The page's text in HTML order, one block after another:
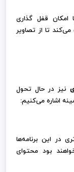
امکان قفل گذاری
تا از تصاویر
نیز در حال تحول
اشاره می‌کنیم:
در این برنامه‌ها
بود محتوای